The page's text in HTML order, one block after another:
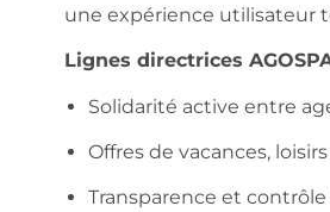
une expérience utilisateur
Lignes directrices
Solidarité active entre
Offres de vacances,
Transparence et